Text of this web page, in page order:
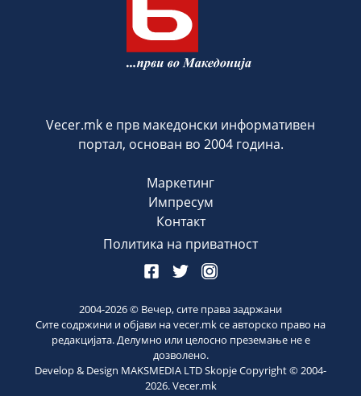
Vecer.mk е прв македонски информативен
портал, основан во 2004 година.
Маркетинг
Импресум
Контакт
Политика на приватност
2004-2026© Вечер, сите права задржани
Сите содржини и објави на vecer.mk се авторско право на
редакцијата. Делумно или целосно преземање не е
дозволено.
Develop & Design MAKSMEDIA LTD Skopje Copyright © 2004-
2026. Vecer.mk